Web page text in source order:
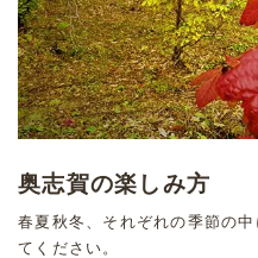
奥志賀の楽しみ方
春夏秋冬、それぞれの季節の
てください。